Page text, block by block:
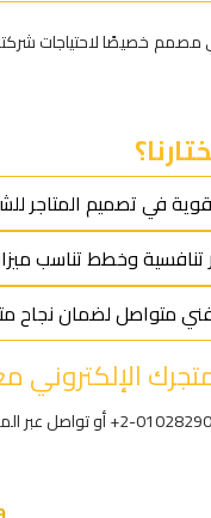
خصيصًا لاحتياجات
في تصميم المتاجر
وخطط تناسب
متواصل لضمان نجاح
متجرك